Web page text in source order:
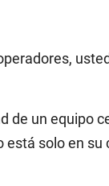
de un equipo
solo en su